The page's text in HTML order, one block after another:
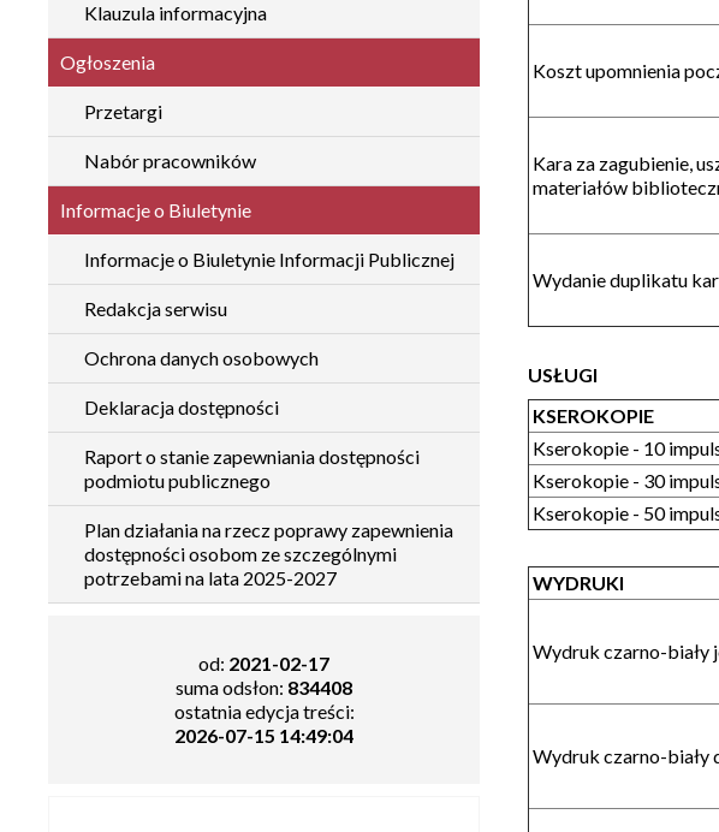
Klauzula informacyjna
Ogłoszenia
Przetargi
Nabór pracowników
Informacje o Biuletynie
Informacje o Biuletynie Informacji Publicznej
Redakcja serwisu
Ochrona danych osobowych
Deklaracja dostępności
Raport o stanie zapewniania dostępności
podmiotu publicznego
Plan działania na rzecz poprawy zapewnienia
dostępności osobom ze szczególnymi
potrzebami na lata 2025-2027
od: 2021-02-17
suma odsłon: 834408
ostatnia edycja treści:
2026-07-15 14:49:04
Koszt upomnienia
Kara za zagubienie,
materiałów
Wydanie duplikatu
USŁUGI
KSEROKOPIE
Kserokopie - 10
Kserokopie - 30
Kserokopie - 50
WYDRUKI
Wydruk czarno-biały
Wydruk czarno-biały